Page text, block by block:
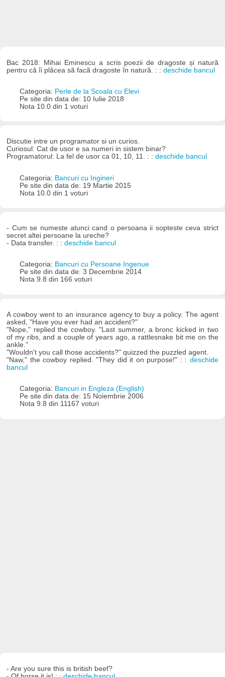
Bac 2018: Mihai Eminescu a scris poezii de dragoste și natură
pentru că îi plăcea să facă dragoste în natură. : :deschide bancul
Categoria: Perle de la Scoala cu Elevi
Pe site din data de: 10 Iulie 2018
Nota 10.0 din 1 voturi
Discutie intre un programator si un curios.
Curiosul: Cat de usor e sa numeri in sistem binar?
Programatorul: La fel de usor ca 01, 10, 11. : :deschide bancul
Categoria: Bancuri cu Ingineri
Pe site din data de: 19 Martie 2015
Nota 10.0 din 1 voturi
- Cum se numeste atunci cand o persoana ii sopteste ceva strict
secret altei persoane la ureche?
- Data transfer. : :deschide bancul
Categoria: Bancuri cu Persoane Ingenue
Pe site din data de: 3 Decembrie 2014
Nota 9.8 din 166 voturi
A cowboy went to an insurance agency to buy a policy. The agent
asked, "Have you ever had an accident?"
"Nope," replied the cowboy. "Last summer, a bronc kicked in two
of my ribs, and a couple of years ago, a rattlesnake bit me on the
ankle."
"Wouldn't you call those accidents?" quizzed the puzzled agent.
"Naw," the cowboy replied. "They did it on purpose!" : : deschide
bancul
Categoria: Bancuri in Engleza (English)
Pe site din data de: 15 Noiembrie 2006
Nota 9.8 din 11167 voturi
- Are you sure this is british beef?